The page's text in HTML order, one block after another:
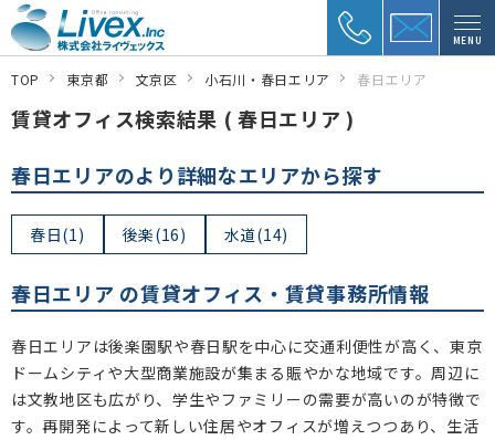
MENU
TOP 東京都 文京区 小石川・春日エリア 春日エリア
賃貸オフィス検索結果 ( 春日エリア )
春日エリアのより詳細なエリアから探す
春日(1) 後楽(16) 水道(14)
春日エリア の賃貸オフィス・賃貸事務所情報
春日エリアは後楽園駅や春日駅を中心に交通利便性が高く、東京
ドームシティや大型商業施設が集まる賑やかな地域です。周辺に
は文教地区も広がり、学生やファミリーの需要が高いのが特徴で
す。再開発によって新しい住居やオフィスが増えつつあり、生活